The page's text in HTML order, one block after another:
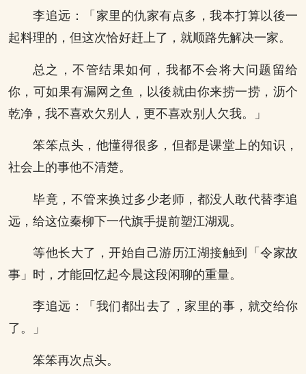
李追远：「家里的仇家有点多，我本打算以後一
起料理的，但这次恰好赶上了，就顺路先解决一家。
总之，不管结果如何，我都不会将大问题留给
你，可如果有漏网之鱼，以後就由你来捞一捞，沥个
乾净，我不喜欢欠别人，更不喜欢别人欠我。」
笨笨点头，他懂得很多，但都是课堂上的知识，
社会上的事他不清楚。
毕竟，不管来换过多少老师，都没人敢代替李追
远，给这位秦柳下一代旗手提前塑江湖观。
等他长大了，开始自己游历江湖接触到「令家故
事」时，才能回忆起今晨这段闲聊的重量。
李追远：「我们都出去了，家里的事，就交给你
了。」
笨笨再次点头。